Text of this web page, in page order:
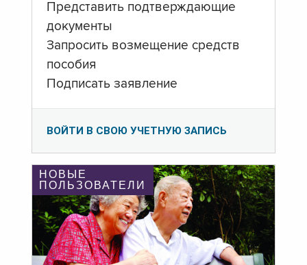
Представить подтверждающие
документы
Запросить возмещение средств
пособия
Подписать заявление
ВОЙТИ В СВОЮ УЧЕТНУЮ ЗАПИСЬ
НОВЫЕ
ПОЛЬЗОВАТЕЛИ